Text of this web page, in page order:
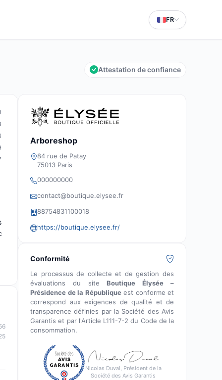
FR
Attestation de confiance
Arboreshop
84 rue de Patay
75013 Paris
000000000
contact@boutique.elysee.fr
88754831100018
https://boutique.elysee.fr/
Conformité
Le processus de collecte et de gestion des
évaluations du siteBoutique Élysée –
Présidence de la Républiqueest conforme et
correspond aux exigences de qualité et de
transparence définies par la Société des Avis
Garantis et par l'Article L111-7-2 du Code de la
consommation.
Nicolas Duval, Président de la
Société des Avis Garantis